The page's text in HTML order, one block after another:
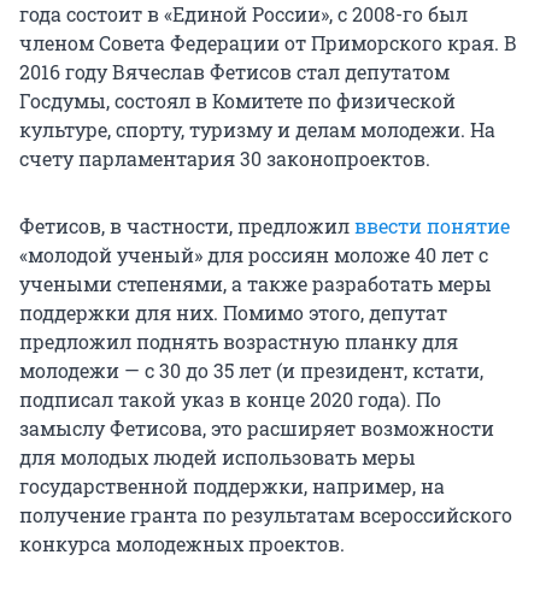
года состоит в «Единой России», с 2008-го был
членом Совета Федерации от Приморского края. В
2016 году Вячеслав Фетисов стал депутатом
Госдумы, состоял в Комитете по физической
культуре, спорту, туризму и делам молодежи. На
счету парламентария 30 законопроектов.
Фетисов, в частности, предложилввести понятие
«молодой ученый» для россиян моложе 40 лет с
учеными степенями, а также разработать меры
поддержки для них. Помимо этого, депутат
предложил поднять возрастную планку для
молодежи — с 30 до 35 лет (и президент, кстати,
подписал такой указ в конце 2020 года). По
замыслу Фетисова, это расширяет возможности
для молодых людей использовать меры
государственной поддержки, например, на
получение гранта по результатам всероссийского
конкурса молодежных проектов.